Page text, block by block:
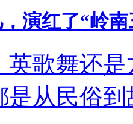
演红了“岭
英歌舞还
是从民俗